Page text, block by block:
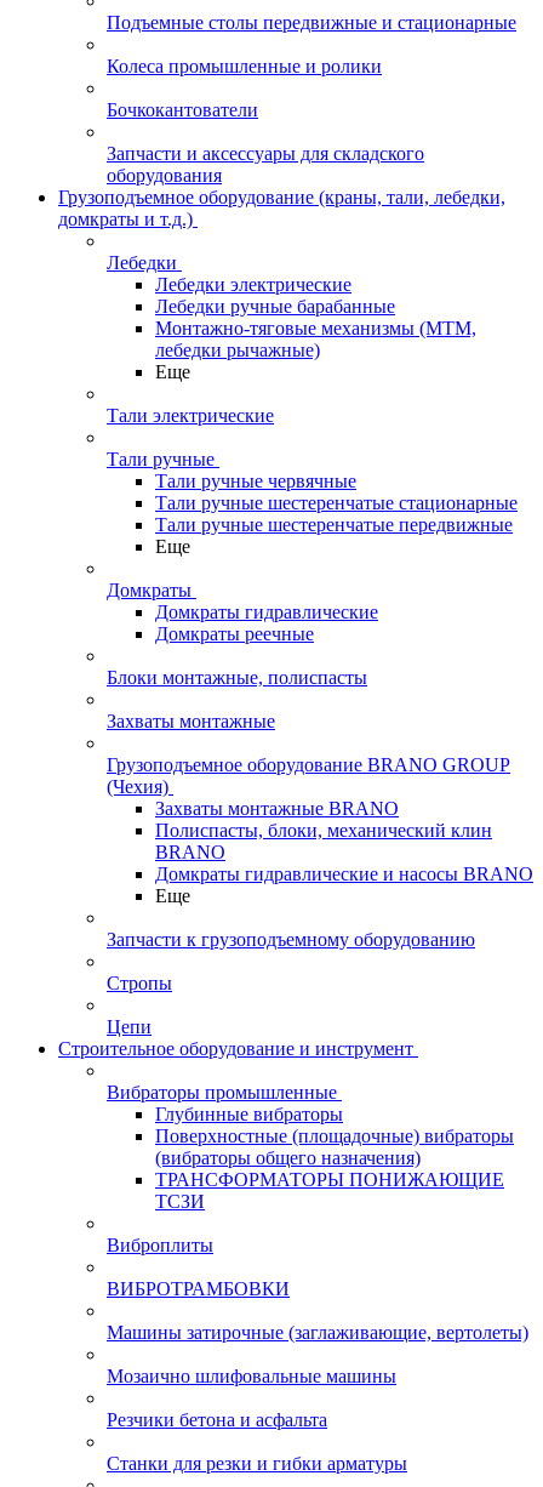
Подъемные столы передвижные и стационарные
Колеса промышленные и ролики
Бочкокантователи
Запчасти и аксессуары для складского
оборудования
Грузоподъемное оборудование (краны, тали, лебедки,
домкраты и т.д.)
Лебедки
Лебедки электрические
Лебедки ручные барабанные
Монтажно-тяговые механизмы (МТМ,
лебедки рычажные)
Еще
Тали электрические
Тали ручные
Тали ручные червячные
Тали ручные шестеренчатые стационарные
Тали ручные шестеренчатые передвижные
Еще
Домкраты
Домкраты гидравлические
Домкраты реечные
Блоки монтажные, полиспасты
Захваты монтажные
Грузоподъемное оборудование BRANO GROUP
(Чехия)
Захваты монтажные BRANO
Полиспасты, блоки, механический клин
BRANO
Домкраты гидравлические и насосы BRANO
Еще
Запчасти к грузоподъемному оборудованию
Стропы
Цепи
Строительное оборудование и инструмент
Вибраторы промышленные
Глубинные вибраторы
Поверхностные (площадочные) вибраторы
(вибраторы общего назначения)
ТРАНСФОРМАТОРЫ ПОНИЖАЮЩИЕ
ТСЗИ
Виброплиты
ВИБРОТРАМБОВКИ
Машины затирочные (заглаживающие, вертолеты)
Мозаично шлифовальные машины
Резчики бетона и асфальта
Станки для резки и гибки арматуры